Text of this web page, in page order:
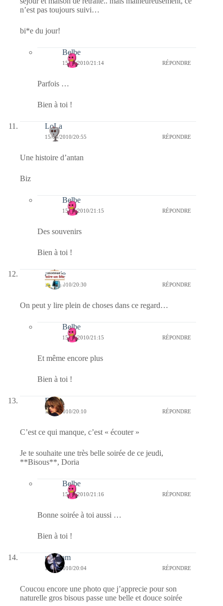
n’est pas toujours suivi…
bi*e du jour!
Belbe
15/04/2010/21:14 RÉPONDRE
Parfois …
Bien à toi !
LoLa
15/04/2010/20:55 RÉPONDRE
Une histoire d’antan
Biz
Belbe
15/04/2010/21:15 RÉPONDRE
Des souvenirs
Bien à toi !
aurelie
15/04/2010/20:30 RÉPONDRE
On peut y lire plein de choses dans ce regard…
Belbe
15/04/2010/21:15 RÉPONDRE
Et même encore plus
Bien à toi !
Doria
15/04/2010/20:10 RÉPONDRE
C’est ce qui manque, c’est « écouter »
Je te souhaite une très belle soirée de ce jeudi,
**Bisous**, Doria
Belbe
15/04/2010/21:16 RÉPONDRE
Bonne soirée à toi aussi …
Bien à toi !
magsam
15/04/2010/20:04 RÉPONDRE
Coucou encore une photo que j’apprecie pour son
naturelle gros bisous passe une belle et douce soirée